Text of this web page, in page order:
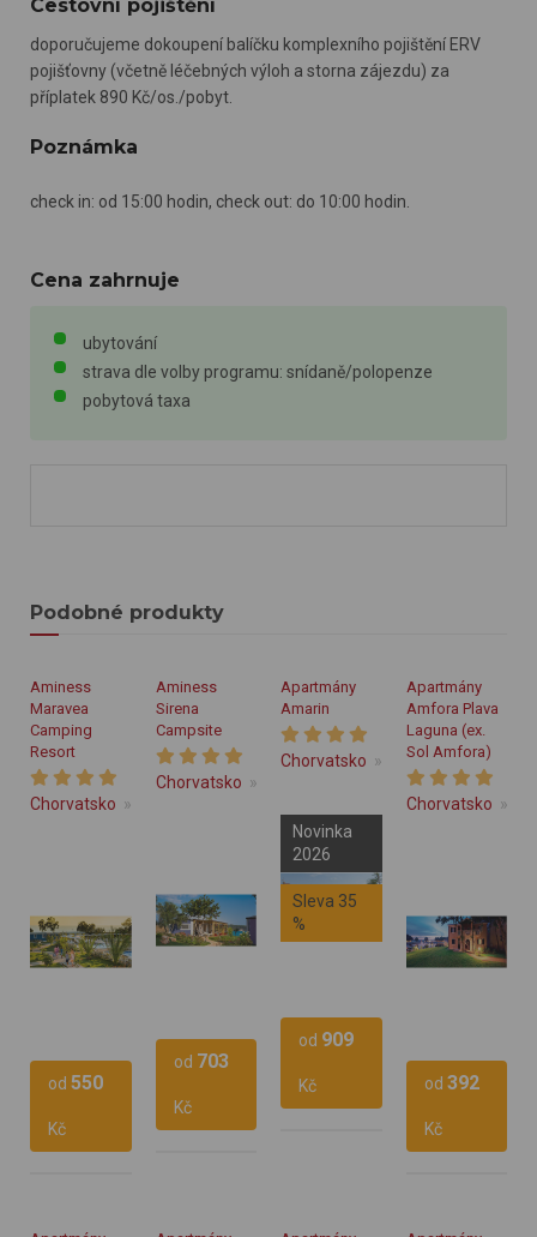
Cestovní pojištění
doporučujeme dokoupení balíčku komplexního pojištění ERV
pojišťovny (včetně léčebných výloh a storna zájezdu) za
příplatek 890 Kč/os./pobyt.
Poznámka
check in: od 15:00 hodin, check out: do 10:00 hodin.
Cena zahrnuje
ubytování
strava dle volby programu: snídaně/polopenze
pobytová taxa
Podobné produkty
Aminess
Maravea
Camping
Resort
Chorvatsko
Vlastní
Vlastní
od 550
Kč
Aminess
Sirena
Campsite
Chorvatsko
Vlastní
Vlastní
od 703
Kč
Apartmány
Amarin
Chorvatsko Istrie Rovinj
Novinka
2026
Sleva 35
%
Vlastní
Vlastní
od 909
Kč
Apartmány
Amfora Plava
Laguna (ex.
Sol Amfora)
Chorvatsko
Vlastní
Vlastní
od 392
Kč
zájmům.